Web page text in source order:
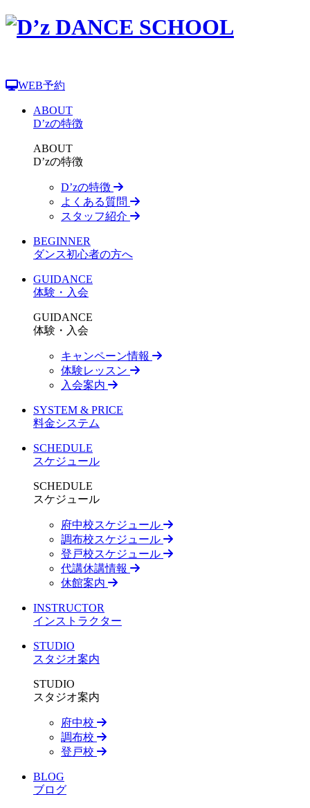
WEB予約
ABOUT
D’zの特徴
ABOUT
D’zの特徴
D’zの特徴
よくある質問
スタッフ紹介
BEGINNER
ダンス初心者の方へ
GUIDANCE
体験・入会
GUIDANCE
体験・入会
キャンペーン情報
体験レッスン
入会案内
SYSTEM & PRICE
料金システム
SCHEDULE
スケジュール
SCHEDULE
スケジュール
府中校スケジュール
調布校スケジュール
登戸校スケジュール
代講休講情報
休館案内
INSTRUCTOR
インストラクター
STUDIO
スタジオ案内
STUDIO
スタジオ案内
府中校
調布校
登戸校
BLOG
ブログ